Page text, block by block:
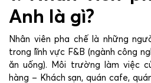
Anh là gì?
Nhân viên pha chế là những
trong lĩnh vực F&B (ngành công
ăn uống). Môi trường làm việc
hàng – Khách sạn, quán cafe,